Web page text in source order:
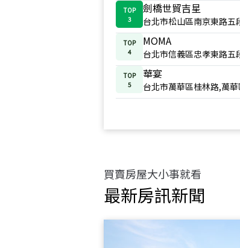
TOP
3
劍橋世貿吉星
台北市松山區南京東路五
TOP
4
MOMA
台北市信義區忠孝東路五
TOP
5
華宴
台北市萬華區桂林路,萬
買賣房屋大小事就看
最新房訊新聞